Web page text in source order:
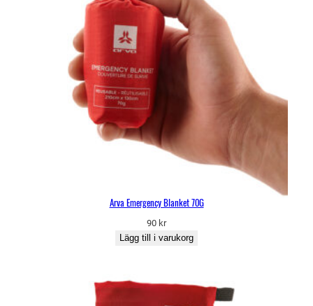
Arva Emergency Blanket 70G
90 kr
Lägg till i varukorg